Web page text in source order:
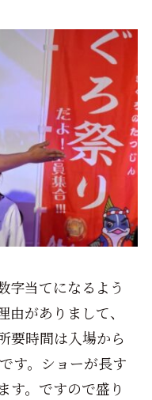
字当てになるよう
がありまして、
要時間は入場から
す。ショーが長す
す。ですので盛り